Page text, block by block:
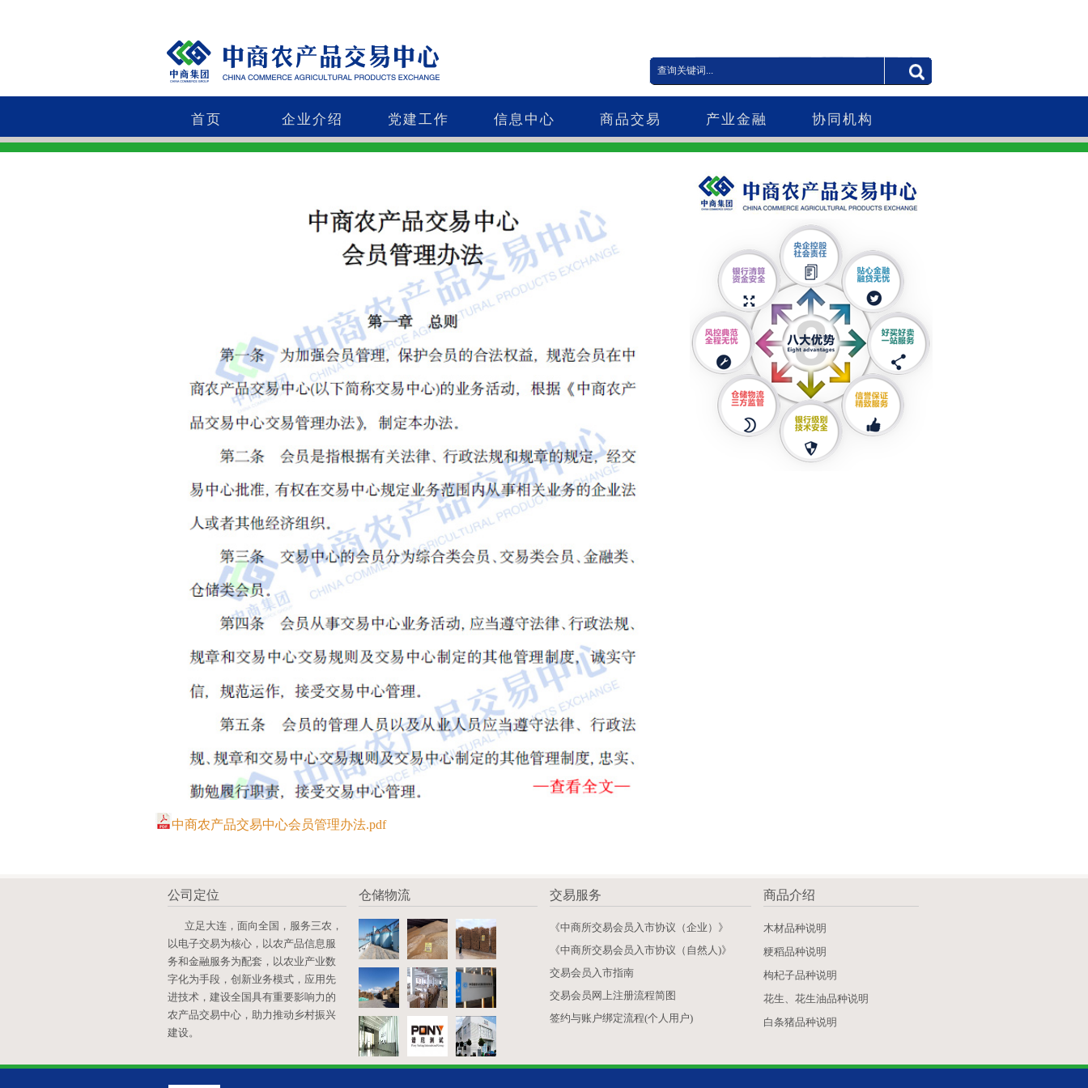
首页 企业介绍 党建工作 信息中心 商品交易 产业金融 协同机构
中商农产品交易中心会员管理办法.pdf
公司定位
立足大连，面向全国，服务三农，
以电子交易为核心，以农产品信息服
务和金融服务为配套，以农业产业数
字化为手段，创新业务模式，应用先
进技术，建设全国具有重要影响力的
农产品交易中心，助力推动乡村振兴
建设。
仓储物流 交易服务
《中商所交易会员入市协议（企业）》
《中商所交易会员入市协议（自然人)》
交易会员入市指南
交易会员网上注册流程简图
签约与账户绑定流程(个人用户)
商品介绍
木材品种说明
粳稻品种说明
枸杞子品种说明
花生、花生油品种说明
白条猪品种说明